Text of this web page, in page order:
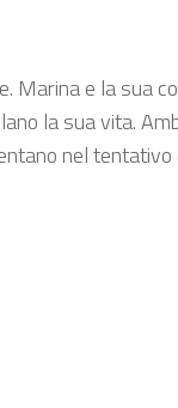
Marina e la sua
la sua vita.
nel